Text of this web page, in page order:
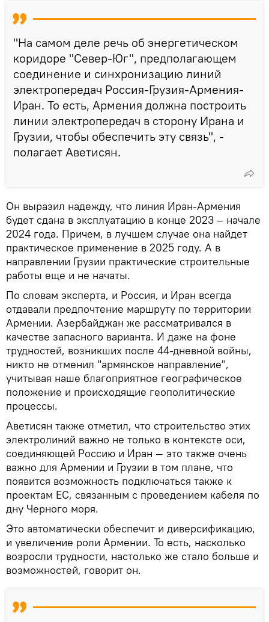
"На самом деле речь об энергетическом
коридоре "Север-Юг", предполагающем
соединение и синхронизацию линий
электропередач Россия-Грузия-Армения-
Иран. То есть, Армения должна построить
линии электропередач в сторону Ирана и
Грузии, чтобы обеспечить эту связь", -
полагает Аветисян.
Он выразил надежду, что линия Иран-Армения
будет сдана в эксплуатацию в конце 2023 – начале
2024 года. Причем, в лучшем случае она найдет
практическое применение в 2025 году. А в
направлении Грузии практические строительные
работы еще и не начаты.
По словам эксперта, и Россия, и Иран всегда
отдавали предпочтение маршруту по территории
Армении. Азербайджан же рассматривался в
качестве запасного варианта. И даже на фоне
трудностей, возникших после 44-дневной войны,
никто не отменил "армянское направление",
учитывая наше благоприятное географическое
положение и происходящие геополитические
процессы.
Аветисян также отметил, что строительство этих
электролиний важно не только в контексте оси,
соединяющей Россию и Иран — это также очень
важно для Армении и Грузии в том плане, что
появится возможность подключаться также к
проектам ЕС, связанным с проведением кабеля по
дну Черного моря.
Это автоматически обеспечит и диверсификацию,
и увеличение роли Армении. То есть, насколько
возросли трудности, настолько же стало больше и
возможностей, говорит он.